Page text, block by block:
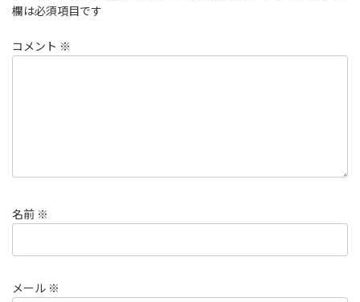
欄は必須項目です
コメント ※
名前 ※
メール ※